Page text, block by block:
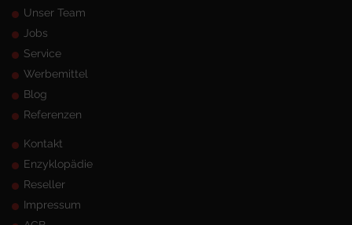
Unser Team
Jobs
Service
Werbemittel
Blog
Referenzen
Kontakt
Enzyklopädie
Reseller
Impressum